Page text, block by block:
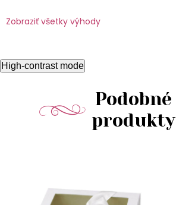
Zobraziť všetky výhody
High-contrast mode
Podobné
produkty